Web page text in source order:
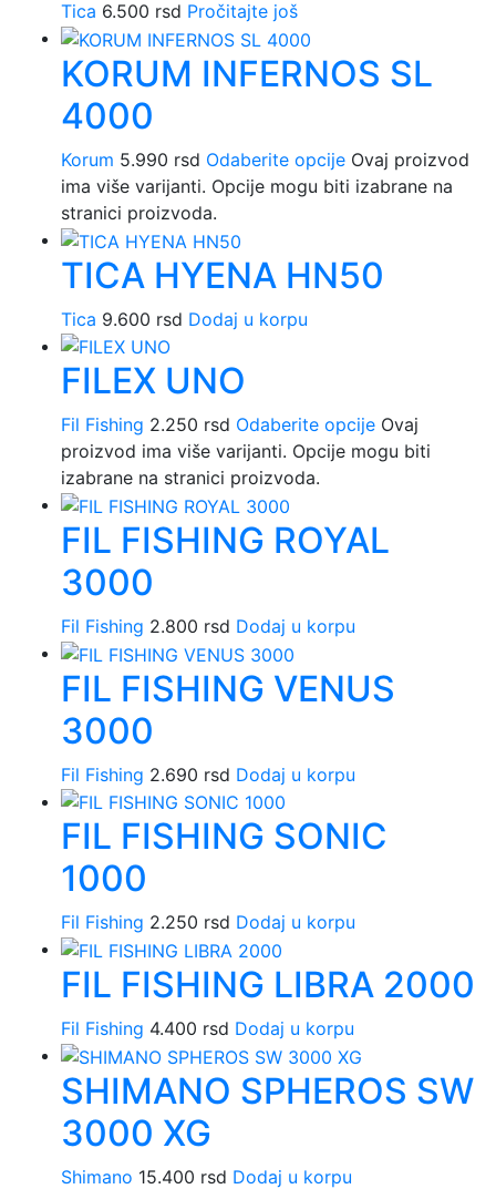
Tica 6.500 rsd Pročitajte još
KORUM INFERNOS SL
4000
Korum 5.990 rsd Odaberite opcije Ovaj proizvod
ima više varijanti. Opcije mogu biti izabrane na
stranici proizvoda.
TICA HYENA HN50
Tica 9.600 rsd Dodaj u korpu
FILEX UNO
Fil Fishing 2.250 rsd Odaberite opcije Ovaj
proizvod ima više varijanti. Opcije mogu biti
izabrane na stranici proizvoda.
FIL FISHING ROYAL
3000
Fil Fishing 2.800 rsd Dodaj u korpu
FIL FISHING VENUS
3000
Fil Fishing 2.690 rsd Dodaj u korpu
FIL FISHING SONIC
1000
Fil Fishing 2.250 rsd Dodaj u korpu
FIL FISHING LIBRA 2000
Fil Fishing 4.400 rsd Dodaj u korpu
SHIMANO SPHEROS SW
3000 XG
Shimano 15.400 rsd Dodaj u korpu